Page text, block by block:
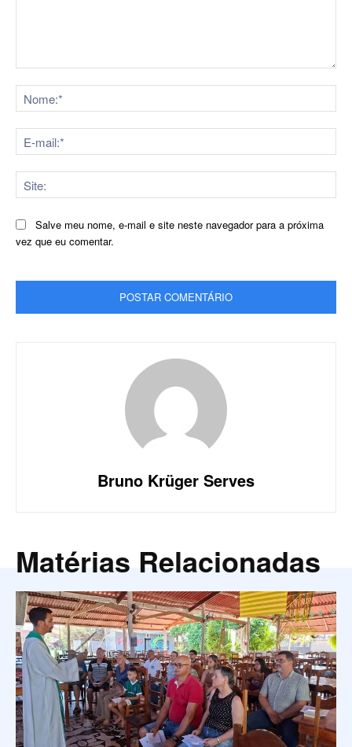
Salve meu nome, e-mail e site neste navegador para a próxima
vez que eu comentar.
Bruno Krüger Serves
Matérias Relacionadas